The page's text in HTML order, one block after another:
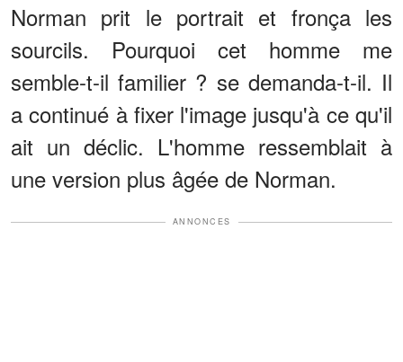
Norman prit le portrait et fronça les
sourcils. Pourquoi cet homme me
semble-t-il familier ? se demanda-t-il. Il
a continué à fixer l'image jusqu'à ce qu'il
ait un déclic. L'homme ressemblait à
une version plus âgée de Norman.
ANNONCES